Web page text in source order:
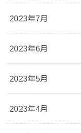
2023年7月
2023年6月
2023年5月
2023年4月